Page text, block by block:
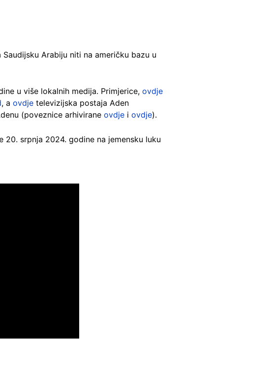
Arabiju niti na američku bazu u
u više lokalnih medija. Primjerice, ovdje
, a ovdje televizijska postaja Aden
(poveznice arhivirane ovdje i ovdje).
srpnja 2024. godine na jemensku luku